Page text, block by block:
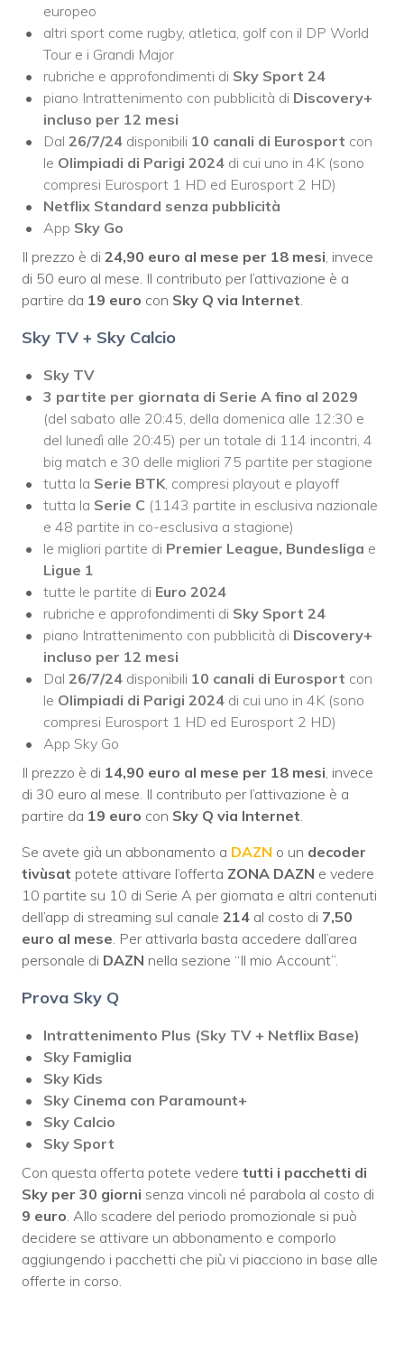
europeo
altri sport come rugby, atletica, golf con il DP World
Tour e i Grandi Major
rubriche e approfondimenti di Sky Sport 24
piano Intrattenimento con pubblicità di Discovery+
incluso per 12 mesi
Dal 26/7/24 disponibili 10 canali di Eurosport con
le Olimpiadi di Parigi 2024 di cui uno in 4K (sono
compresi Eurosport 1 HD ed Eurosport 2 HD)
Netflix Standard senza pubblicità
App Sky Go
Il prezzo è di 24,90 euro al mese per 18 mesi , invece
di 50 euro al mese. Il contributo per l’attivazione è a
partire da 19 euro con Sky Q via Internet
Sky TV + Sky Calcio
Sky TV
3 partite per giornata di Serie A fino al 2029
(del sabato alle 20:45, della domenica alle 12:30 e
del lunedì alle 20:45) per un totale di 114 incontri, 4
big match e 30 delle migliori 75 partite per stagione
tutta la Serie BTK , compresi playout e playoff
tutta la Serie C (1143 partite in esclusiva nazionale
e 48 partite in co-esclusiva a stagione)
le migliori partite di Premier League, Bundesliga e
Ligue 1
tutte le partite di Euro 2024
rubriche e approfondimenti di Sky Sport 24
piano Intrattenimento con pubblicità di Discovery+
incluso per 12 mesi
Dal 26/7/24 disponibili 10 canali di Eurosport con
le Olimpiadi di Parigi 2024 di cui uno in 4K (sono
compresi Eurosport 1 HD ed Eurosport 2 HD)
App Sky Go
Il prezzo è di 14,90 euro al mese per 18 mesi , invece
di 30 euro al mese. Il contributo per l’attivazione è a
partire da 19 euro con Sky Q via Internet
Se avete già un abbonamento a DAZN o un decoder
tivùsat potete attivare l’offerta ZONA DAZN e vedere
10 partite su 10 di Serie A per giornata e altri contenuti
dell’app di streaming sul canale 214 al costo di 7,50
euro al mese . Per attivarla basta accedere dall’area
personale di DAZN nella sezione “Il mio Account”.
Prova Sky Q
Intrattenimento Plus (Sky TV + Netflix Base)
Sky Famiglia
Sky Kids
Sky Cinema con Paramount+
Sky Calcio
Sky Sport
Con questa offerta potete vedere tutti i pacchetti di
Sky per 30 giorni senza vincoli né parabola al costo di
9 euro . Allo scadere del periodo promozionale si può
decidere se attivare un abbonamento e comporlo
aggiungendo i pacchetti che più vi piacciono in base alle
offerte in corso.